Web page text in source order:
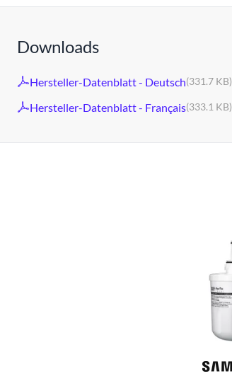
Downloads
Hersteller-Datenblatt - Deutsch(331.7 KB)
Hersteller-Datenblatt - Français(333.1 KB)